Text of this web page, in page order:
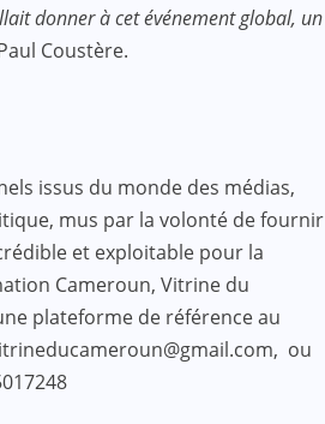
donner à cet événement global, un
Coustère.
issus du monde des médias,
mus par la volonté de fournir
et exploitable pour la
Cameroun, Vitrine du
plateforme de référence au
ou